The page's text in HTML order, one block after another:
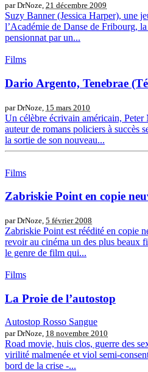
par DrNoze, 21 décembre 2009
Suzy Banner (Jessica Harper), une
l’Académie de Danse de Fribourg,
pensionnat par un...
Films
Dario Argento, Tenebrae
par DrNoze, 15 mars 2010
Un célèbre écrivain américain,
auteur de romans policiers à succès
la sortie de son nouveau...
Films
Zabriskie Point en copie
par DrNoze, 5 février 2008
Zabriskie Point est réédité en copie
revoir au cinéma un des plus beaux
le genre de film qui...
Films
La Proie de l’autostop
Autostop Rosso Sangue
par DrNoze, 18 novembre 2010
Road movie, huis clos, guerre des
virilité malmenée et viol semi-
bord de la crise -...